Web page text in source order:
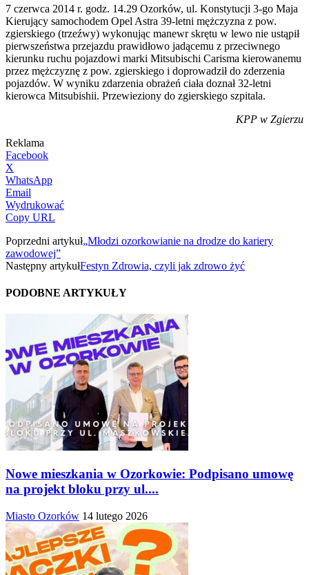
7 czerwca 2014 r. godz. 14.29 Ozorków, ul. Konstytucji 3-go Maja
Kierujący samochodem Opel Astra 39-letni mężczyzna z pow.
zgierskiego (trzeźwy) wykonując manewr skrętu w lewo nie ustąpił
pierwszeństwa przejazdu prawidłowo jadącemu z przeciwnego
kierunku ruchu pojazdowi marki Mitsubischi Carisma kierowanemu
przez mężczyznę z pow. zgierskiego i doprowadził do zderzenia
pojazdów. W wyniku zdarzenia obrażeń ciała doznał 32-letni
kierowca Mitsubishii. Przewieziony do zgierskiego szpitala.
KPP w Zgierzu
Reklama
Facebook
X
WhatsApp
Email
Wydrukować
Copy URL
Poprzedni artykuł„Młodzi ozorkowianie na drodze do kariery
zawodowej”
Następny artykułFestyn Zdrowia, czyli jak zdrowo żyć
PODOBNE ARTYKUŁY
Nowe mieszkania w Ozorkowie: Podpisano umowę
na projekt bloku przy ul....
Miasto Ozorków 14 lutego 2026